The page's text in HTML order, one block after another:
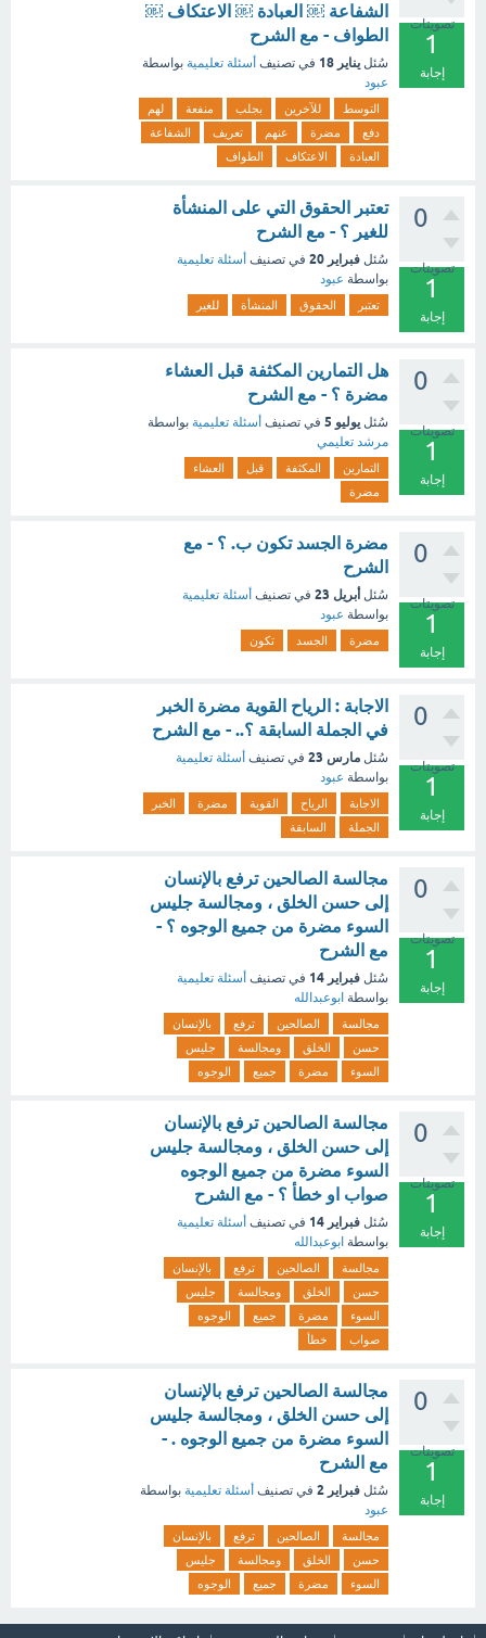
تصويتات
1
إجابة
الشفاعة ￼ العبادة ￼ الاعتكاف ￼
الطواف - مع الشرح
سُئل يناير 18 في تصنيف أسئلة تعليمية بواسطة
عبود
التوسط للآخرين بجلب منفعة
لهم
دفع
مضرة عنهم تعريف
الشفاعة
العبادة
الاعتكاف الطواف
0
تصويتات
1
إجابة
تعتبر الحقوق التي على المنشأة
للغير ؟ - مع الشرح
سُئل فبراير 20 في تصنيف أسئلة تعليمية
بواسطة عبود
تعتبر الحقوق المنشأة للغير
0
تصويتات
1
إجابة
هل التمارين المكثفة قبل العشاء
مضرة ؟ - مع الشرح
سُئل يوليو 5 في تصنيف أسئلة تعليمية بواسطة
مرشد تعليمي
التمارين المكثفة قبل
العشاء
مضرة
0
تصويتات
1
إجابة
مضرة الجسد تكون ب. ؟ - مع
الشرح
سُئل أبريل 23 في تصنيف أسئلة تعليمية
بواسطة عبود
مضرة الجسد تكون
0
تصويتات
1
إجابة
الاجابة : الرياح القوية مضرة الخبر
في الجملة السابقة ؟.. - مع الشرح
سُئل مارس 23 في تصنيف أسئلة تعليمية
بواسطة عبود
الاجابة الرياح القوية مضرة
الخبر
الجملة
السابقة
0
تصويتات
1
إجابة
مجالسة الصالحين ترفع بالإنسان
إلى حسن الخلق ، ومجالسة جليس
السوء مضرة من جميع الوجوه ؟ -
مع الشرح
سُئل فبراير 14 في تصنيف أسئلة تعليمية
بواسطة ابوعبدالله
مجالسة الصالحين ترفع
بالإنسان
حسن
الخلق ومجالسة
جليس
السوء
مضرة جميع الوجوه
0
تصويتات
1
إجابة
مجالسة الصالحين ترفع بالإنسان
إلى حسن الخلق ، ومجالسة جليس
السوء مضرة من جميع الوجوه
صواب او خطأ ؟ - مع الشرح
سُئل فبراير 14 في تصنيف أسئلة تعليمية
بواسطة ابوعبدالله
مجالسة الصالحين ترفع
بالإنسان
حسن
الخلق ومجالسة
جليس
السوء
مضرة جميع
الوجوه
صواب
خطأ
0
تصويتات
1
إجابة
مجالسة الصالحين ترفع بالإنسان
إلى حسن الخلق ، ومجالسة جليس
السوء مضرة من جميع الوجوه . -
مع الشرح
سُئل فبراير 2 في تصنيف أسئلة تعليمية بواسطة
عبود
مجالسة الصالحين ترفع
بالإنسان
حسن
الخلق ومجالسة
جليس
السوء
مضرة جميع الوجوه